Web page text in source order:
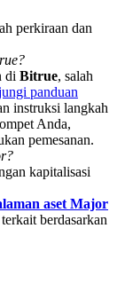
perkiraan dan
di Bitrue, salah
panduan
instruksi langkah
Anda,
pemesanan.
kapitalisasi
aset Major
berdasarkan